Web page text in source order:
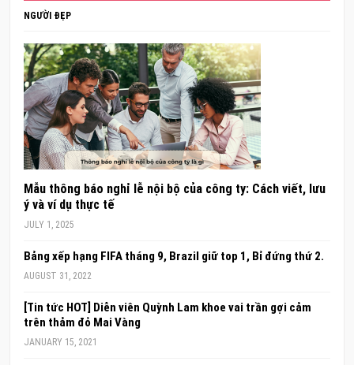
NGƯỜI ĐẸP
Mẫu thông báo nghỉ lễ nội bộ của công ty: Cách viết, lưu
ý và ví dụ thực tế
JULY 1, 2025
Bảng xếp hạng FIFA tháng 9, Brazil giữ top 1, Bỉ đứng thứ 2.
AUGUST 31, 2022
[Tin tức HOT] Diễn viên Quỳnh Lam khoe vai trần gợi cảm
trên thảm đỏ Mai Vàng
JANUARY 15, 2021